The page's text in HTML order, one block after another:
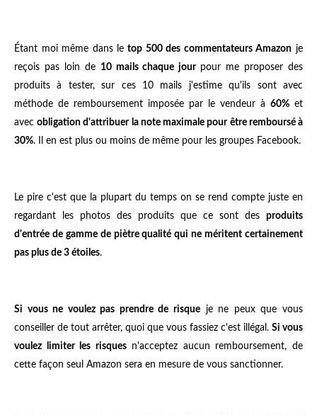
Étant moi même dans le top 500 des commentateurs Amazon je
reçois pas loin de 10 mails chaque jour pour me proposer des
produits à tester, sur ces 10 mails j'estime qu'ils sont avec
méthode de remboursement imposée par le vendeur à 60% et
avecobligation d'attribuer la note maximale pour être remboursé à
30%. Il en est plus ou moins de même pour les groupes Facebook.
Le pire c'est que la plupart du temps on se rend compte juste en
regardant les photos des produits que ce sont des produits
d'entrée de gamme de piètre qualité qui ne méritent certainement
pas plus de 3 étoiles.
Si vous ne voulez pas prendre de risque je ne peux que vous
conseiller de tout arrêter, quoi que vous fassiez c'est illégal. Si vous
voulez limiter les risquesn'acceptez aucun remboursement, de
cette façon seul Amazon sera en mesure de vous sanctionner.